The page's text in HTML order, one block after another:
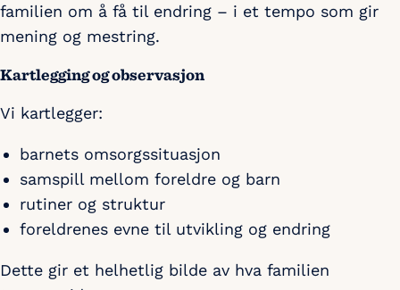
familien om å få til endring – i et tempo som gir
mening og mestring.
Kartlegging og observasjon
Vi kartlegger:
barnets omsorgssituasjon
samspill mellom foreldre og barn
rutiner og struktur
foreldrenes evne til utvikling og endring
Dette gir et helhetlig bilde av hva familien